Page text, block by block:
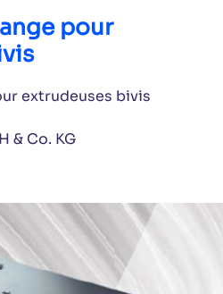
pour
extrudeuses bivis
& Co. KG